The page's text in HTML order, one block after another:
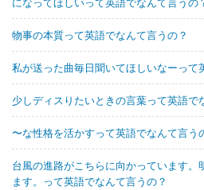
物事の本質って英語でなんて言うの？
私が送った曲毎日聞いてほしいなーって
少しディスりたいときの言葉って英語で
〜な性格を活かすって英語でなんて言う
台風の進路がこちらに向かっています。
ます。って英語でなんて言うの？